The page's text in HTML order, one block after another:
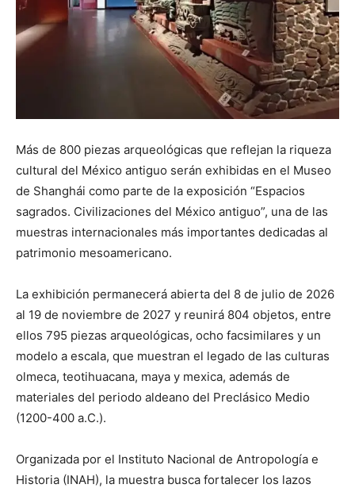
Más de 800 piezas arqueológicas que reflejan la riqueza
cultural del México antiguo serán exhibidas en el Museo
de Shanghái como parte de la exposición “Espacios
sagrados. Civilizaciones del México antiguo”, una de las
muestras internacionales más importantes dedicadas al
patrimonio mesoamericano.
La exhibición permanecerá abierta del 8 de julio de 2026
al 19 de noviembre de 2027 y reunirá 804 objetos, entre
ellos 795 piezas arqueológicas, ocho facsimilares y un
modelo a escala, que muestran el legado de las culturas
olmeca, teotihuacana, maya y mexica, además de
materiales del periodo aldeano del Preclásico Medio
(1200-400 a.C.).
Organizada por el Instituto Nacional de Antropología e
Historia (INAH), la muestra busca fortalecer los lazos